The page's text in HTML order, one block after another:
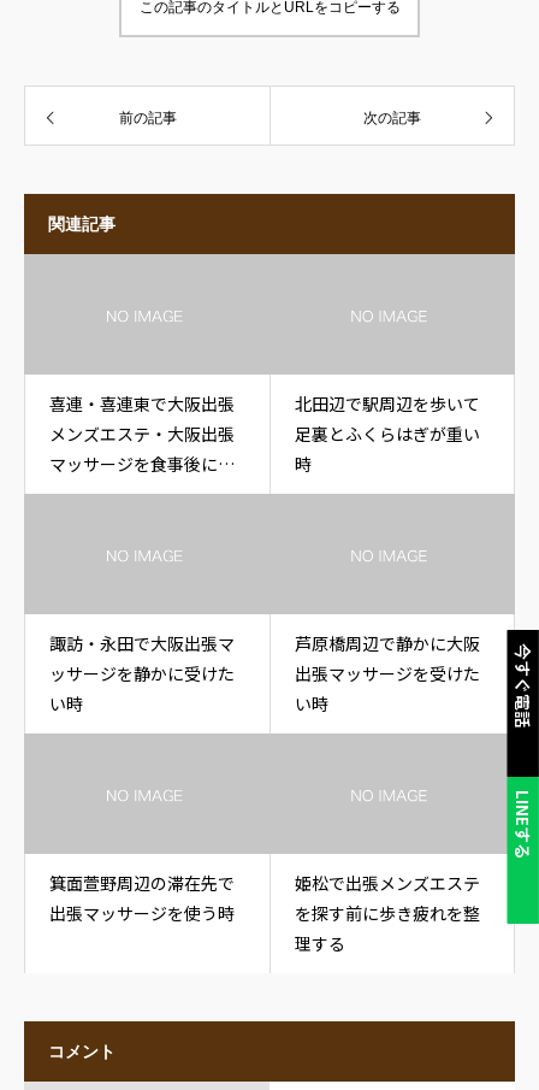
今すぐ電話
LINEする
この記事のタイトルとURLをコピーする
前の記事 次の記事
関連記事
喜連・喜連東で大阪出張
メンズエステ・大阪出張
マッサージを食事後に呼
ぶなら
北田辺で駅周辺を歩いて
足裏とふくらはぎが重い
時
諏訪・永田で大阪出張マ
ッサージを静かに受けた
い時
芦原橋周辺で静かに大阪
出張マッサージを受けた
い時
箕面萱野周辺の滞在先で
出張マッサージを使う時
姫松で出張メンズエステ
を探す前に歩き疲れを整
理する
コメント